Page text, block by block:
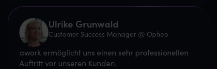
Ulrike Grunwald
Customer Success Manager @ Opheo
awork ermöglicht uns einen sehr professionellen
Auftritt vor unseren Kunden.